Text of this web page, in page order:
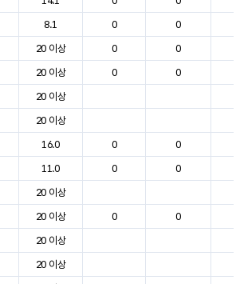
8.1 0 0
20 이상 0 0
20 이상 0 0
20 이상
20 이상
16.0 0 0
11.0 0 0
20 이상
20 이상 0 0
20 이상
20 이상